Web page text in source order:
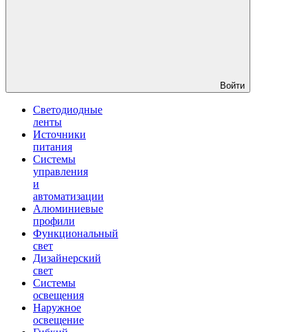
Войти
Светодиодные
ленты
Источники
питания
Системы
управления
и
автоматизации
Алюминиевые
профили
Функциональный
свет
Дизайнерский
свет
Системы
освещения
Наружное
освещение